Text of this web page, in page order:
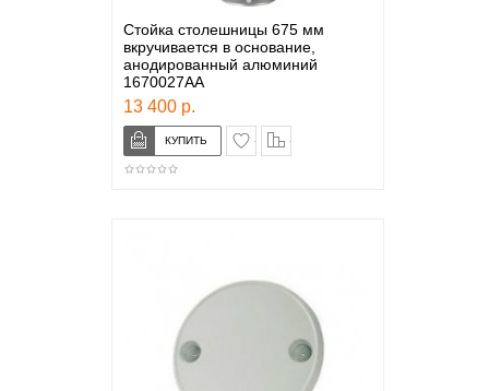
Стойка столешницы 675 мм
вкручивается в основание,
анодированный алюминий
1670027AA
13 400 р.
в закладки